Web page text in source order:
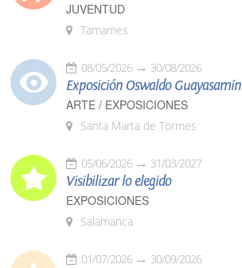
JUVENTUD
Tamames
08/05/2026 30/08/2026
Exposición Oswaldo Guayasamín
ARTE / EXPOSICIONES
Santa Marta de Tormes
05/06/2026 31/03/2027
Visibilizar lo elegido
EXPOSICIONES
Salamanca
01/07/2026 30/09/2026